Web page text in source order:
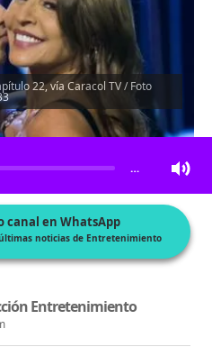
22, vía Caracol TV / Foto
el artículo
…
canal en WhatsApp
noticias de Entretenimiento
Entretenimiento